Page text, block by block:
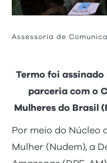
Assessoria de
Termo foi
parceria com o
Mulheres do Brasil
Por meio do Núcleo
Mulher (Nudem), a